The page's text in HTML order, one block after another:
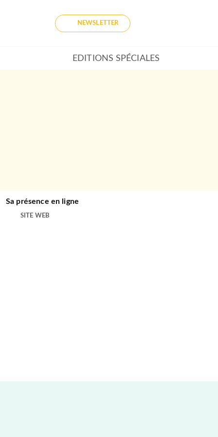
NEWSLETTER
EDITIONS SPÉCIALES
Sa présence en ligne
SITE WEB